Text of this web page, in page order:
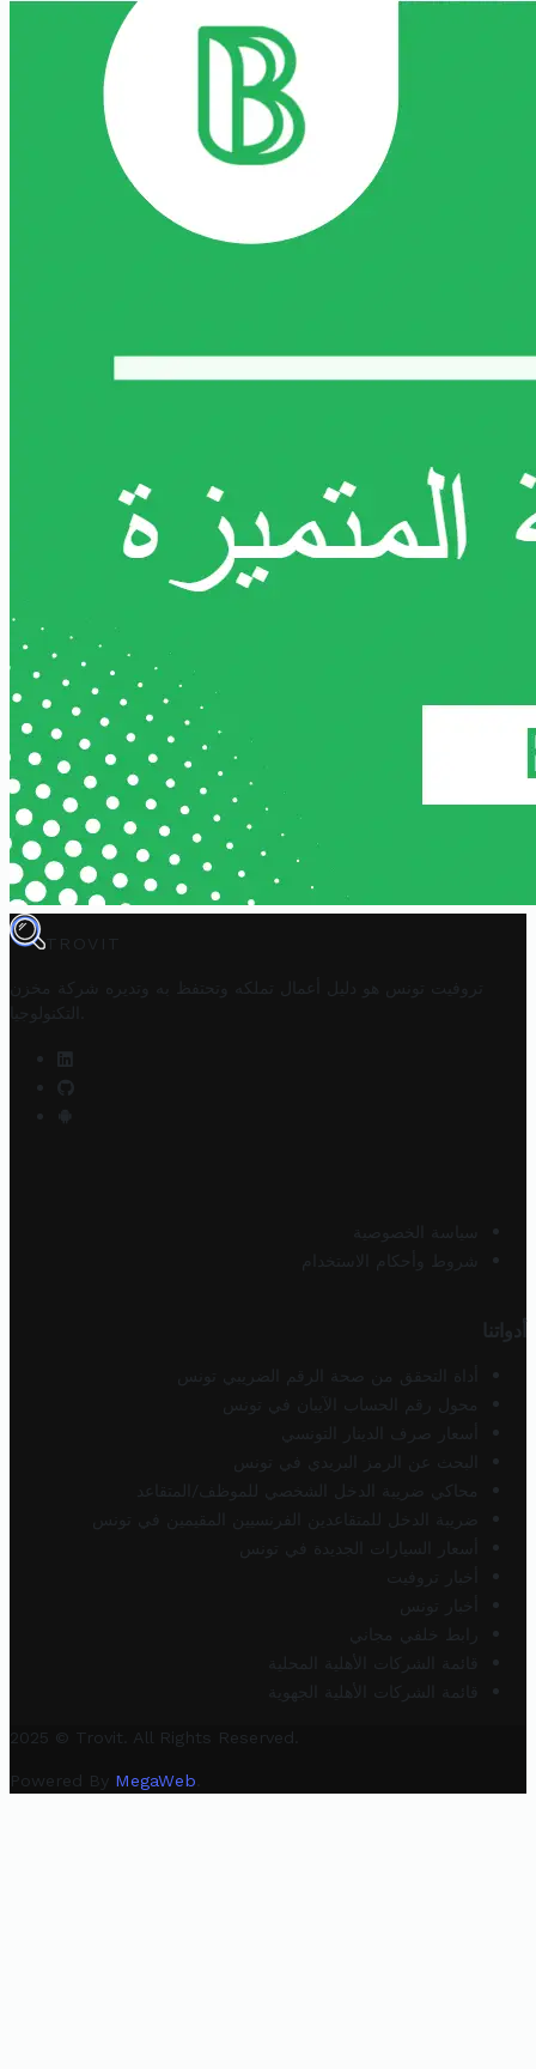
TROVIT
تروفيت تونس هو دليل أعمال تملكه وتحتفظ به وتديره
شركة مخزن
التكنولوجيا
سياسة الخصوصية
شروط وأحكام الاستخدام
أدواتنا
أداة التحقق من صحة الرقم الضريبي تونس
محول رقم الحساب الآيبان في تونس
أسعار صرف الدينار التونسي
البحث عن الرمز البريدي في تونس
محاكي ضريبة الدخل الشخصي للموظف/المتقاعد
ضريبة الدخل للمتقاعدين الفرنسيين المقيمين في تونس
أسعار السيارات الجديدة في تونس
أخبار تروفيت
أخبار تونس
رابط خلفي مجاني
قائمة الشركات الأهلية المحلية
قائمة الشركات الأهلية الجهوية
2025 © Trovit. All Rights Reserved.
Powered By MegaWeb